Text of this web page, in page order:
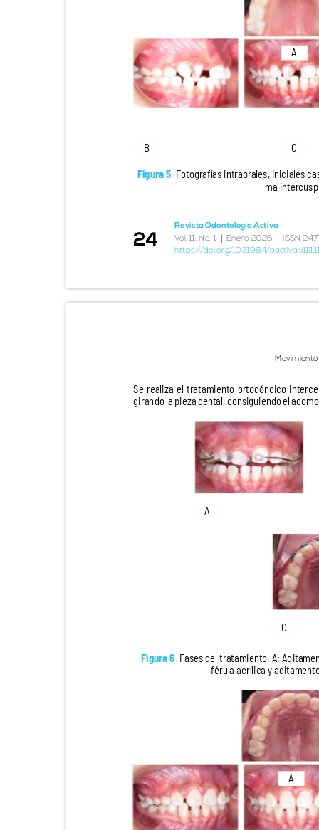
A
B C
Figura 5. Fotografías intraorales, iniciales
ma
Revista Odontología Activa
Vol. 11, No. 1 |Enero 2026 |ISSN
https://doi.org/10.31984/
24
Se realiza el tratamiento ortodóncico
girando la pieza dental, consiguiendo el
A
C
Figura 6. Fases del tratamiento. A:
férula acrílica y
A